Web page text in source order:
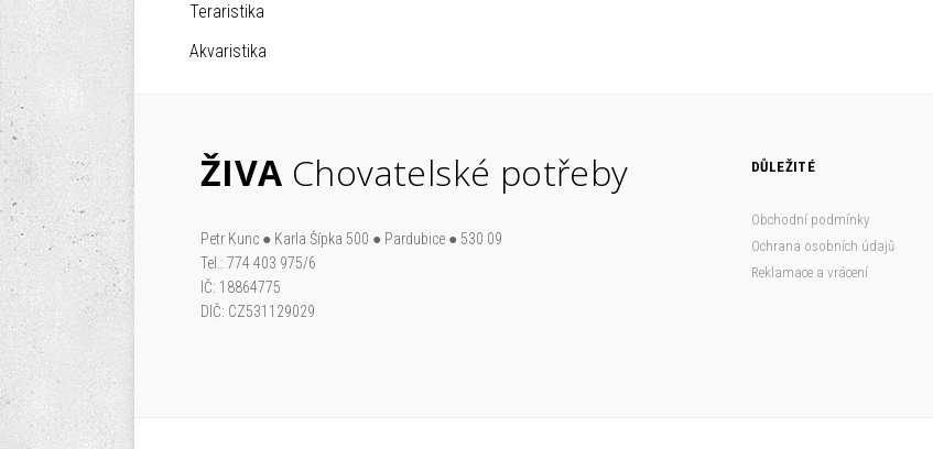
Teraristika
Akvaristika
ŽIVA Chovatelské potřeby
Petr Kunc ● Karla Šípka 500 ● Pardubice ● 530 09
Tel.: 774 403 975/6
IČ: 18864775
DIČ: CZ531129029
DŮLEŽITÉ
Obchodní podmínky
Ochrana osobních údajů
Reklamace a vrácení